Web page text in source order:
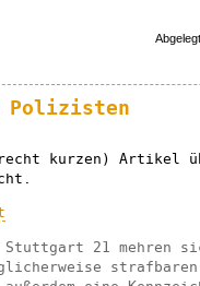
Polizisten
kurzen) Artikel
21 mehren